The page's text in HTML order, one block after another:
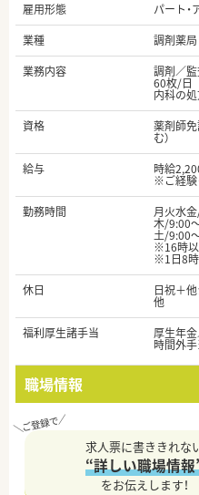
雇用形態
パート・
業種
調剤薬局
業務内容
調剤／
60枚/日
内科の
資格
薬剤師
む）
給与
時給
※ご経験
勤務時間
月火水
木/9:00
土/9:00
※16時以
※1日8時
休日
日祝＋
他
福利厚生諸手当
厚生年
時間外
職場情報
求人票に書ききれな
“詳しい職場情報
をお伝えします！